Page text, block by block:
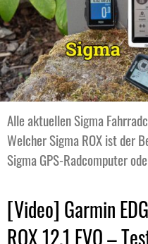
Alle aktuellen Sigma
Welcher Sigma ROX ist der
Sigma GPS-Radcomputer
[Video] Garmin
ROX 12.1 EVO –